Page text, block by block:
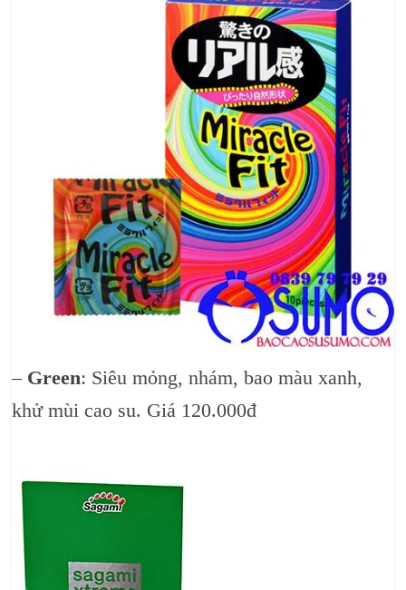
– Green: Siêu mỏng, nhám, bao màu xanh,
khử mùi cao su. Giá 120.000đ